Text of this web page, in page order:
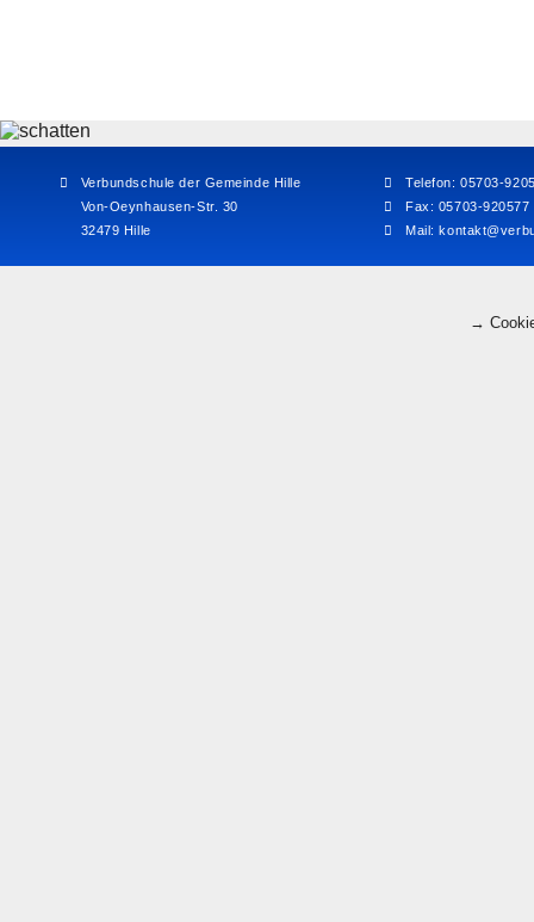
Verbundschule der Gemeinde Hille
Von-Oeynhausen-Str. 30
32479 Hille
Telefon: 05703-
Fax: 05703-920577
Mail:
→